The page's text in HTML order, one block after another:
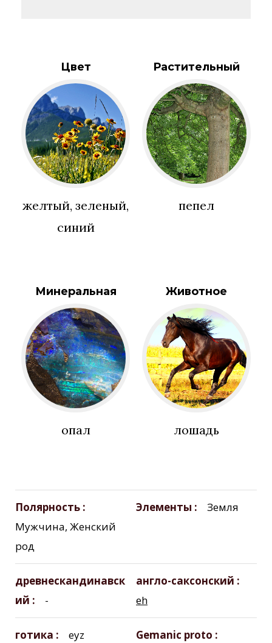
Цвет
желтый, зеленый,
синий
Растительный
пепел
Минеральная
опал
Животное
лошадь
Полярность
Мужчина, Женский
род
Элементы Земля
древнескандинавск
ий
-
англо-саксонский
eh
готика eyz
Gemanic proto